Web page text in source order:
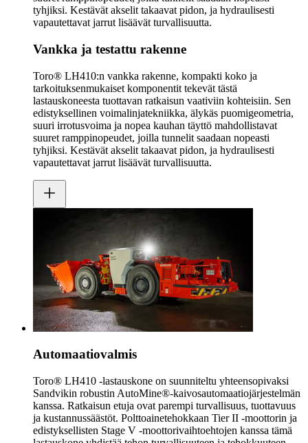
tyhjiksi. Kestävät akselit takaavat pidon, ja hydraulisesti
vapautettavat jarrut lisäävät turvallisuutta.
Vankka ja testattu rakenne
Toro® LH410:n vankka rakenne, kompakti koko ja
tarkoituksenmukaiset komponentit tekevät tästä
lastauskoneesta tuottavan ratkaisun vaativiin kohteisiin. Sen
edistyksellinen voimalinjatekniikka, älykäs puomigeometria,
suuri irrotusvoima ja nopea kauhan täyttö mahdollistavat
suuret ramppinopeudet, joilla tunnelit saadaan nopeasti
tyhjiksi. Kestävät akselit takaavat pidon, ja hydraulisesti
vapautettavat jarrut lisäävät turvallisuutta.
Automaatiovalmis
Toro® LH410 -lastauskone on suunniteltu yhteensopivaksi
Sandvikin robustin AutoMine®-kaivosautomaatiojärjestelmän
kanssa. Ratkaisun etuja ovat parempi turvallisuus, tuottavuus
ja kustannussäästöt. Polttoainetehokkaan Tier II -moottorin ja
edistyksellisten Stage V -moottorivaihtoehtojen kanssa tämä